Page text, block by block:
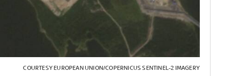
COURTESY EUROPEAN UNION/COPERNICUS SENTINEL-2 IMAGERY